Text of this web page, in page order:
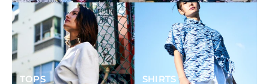
TOPS SHIRTS